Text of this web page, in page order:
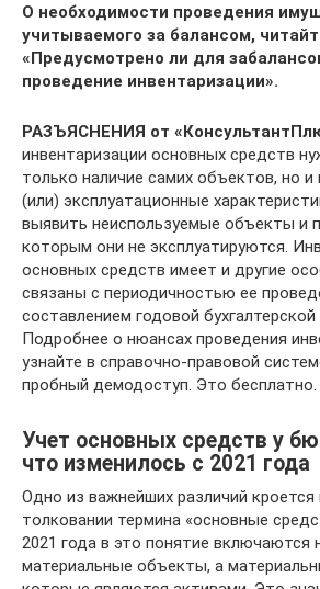
О необходимости проведения
учитываемого за балансом,
«Предусмотрено ли для
проведение инвентаризации».
РАЗЪЯСНЕНИЯ от
инвентаризации основных средств
только наличие самих объектов, но и
(или) эксплуатационные
выявить неиспользуемые объекты и
которым они не эксплуатируются.
основных средств имеет и другие
связаны с периодичностью ее
составлением годовой бухгалтерской
Подробнее о нюансах проведения
узнайте в справочно-правовой
пробный демодоступ. Это бесплатно.
Учет основных средств у
что изменилось с 2021 года
Одно из важнейших различий
толковании термина «основные
2021 года в это понятие включаются
материальные объекты, а